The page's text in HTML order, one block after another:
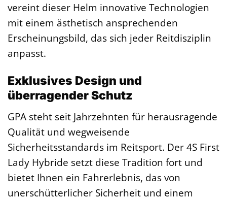
vereint dieser Helm innovative Technologien
mit einem ästhetisch ansprechenden
Erscheinungsbild, das sich jeder Reitdisziplin
anpasst.
Exklusives Design und
überragender Schutz
GPA steht seit Jahrzehnten für herausragende
Qualität und wegweisende
Sicherheitsstandards im Reitsport. Der 4S First
Lady Hybride setzt diese Tradition fort und
bietet Ihnen ein Fahrerlebnis, das von
unerschütterlicher Sicherheit und einem